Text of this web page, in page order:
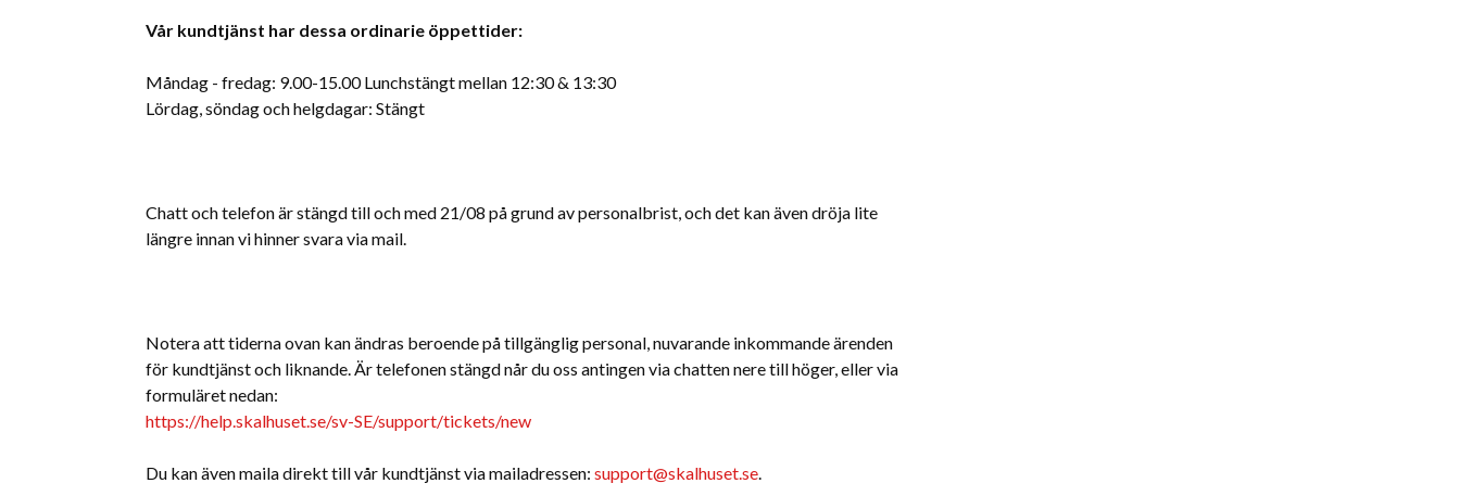
Vår kundtjänst har dessa ordinarie öppettider:
Måndag - fredag: 9.00-15.00 Lunchstängt mellan 12:30 & 13:30
Lördag, söndag och helgdagar: Stängt
Chatt och telefon är stängd till och med 21/08 på grund av personalbrist, och det kan även dröja lite
längre innan vi hinner svara via mail.
Notera att tiderna ovan kan ändras beroende på tillgänglig personal, nuvarande inkommande ärenden
för kundtjänst och liknande. Är telefonen stängd når du oss antingen via chatten nere till höger, eller via
formuläret nedan:
https://help.skalhuset.se/sv-SE/support/tickets/new
Du kan även maila direkt till vår kundtjänst via mailadressen: support@skalhuset.se.